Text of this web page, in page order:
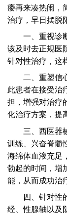
痿再来凑热闹，
治疗，早日摆脱
一、重视诊断
该及时去正规医
针对性治疗，这
二、重塑信心
此患者在接受治
担，增强对治疗
化治疗方案，提
三、西医器械
训练、兴奋脊髓
海绵体血液充足
勃起的时间，增
能，从而成功治
四、针对性的
经、性腺轴以及